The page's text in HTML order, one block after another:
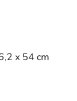
x 54 cm